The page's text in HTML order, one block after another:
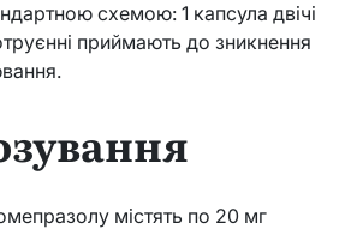
схемою: 1 капсула двічі
приймають до зникнення
містять по 20 мг